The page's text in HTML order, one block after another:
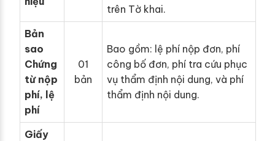
trên Tờ khai.
Bản
sao
Chứng
từ nộp
phí, lệ
phí
01
bản
Bao gồm: lệ phí nộp đơn, phí
công bố đơn, phí tra cứu phục
vụ thẩm định nội dung, và phí
thẩm định nội dung.
Giấy